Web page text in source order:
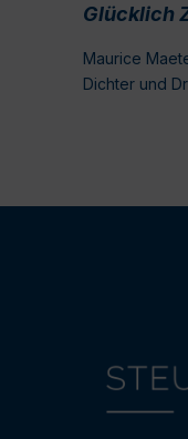
Glücklich
Maurice
Dichter und